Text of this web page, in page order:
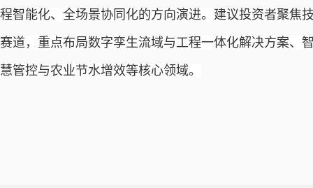
程智能化、全场景协同化的方向演进。建议投资者聚焦
赛道，重点布局数字孪生流域与工程一体化解决方案、
慧管控与农业节水增效等核心领域。